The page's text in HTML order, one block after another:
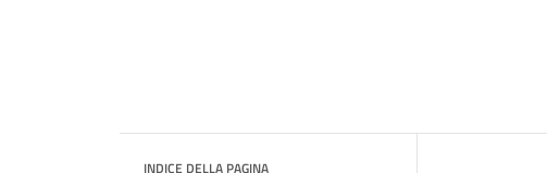
INDICE DELLA PAGINA